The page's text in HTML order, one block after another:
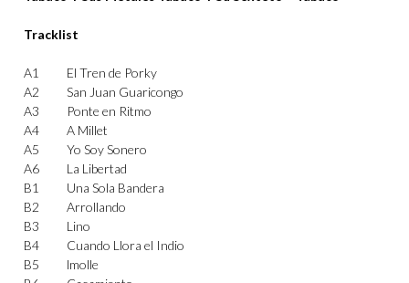
Tracklist
A1
El Tren de Porky
A2
San Juan Guaricongo
A3
Ponte en Ritmo
A4
A Millet
A5
Yo Soy Sonero
A6
La Libertad
B1
Una Sola Bandera
B2
Arrollando
B3
Lino
B4
Cuando Llora el Indio
B5
lmolle